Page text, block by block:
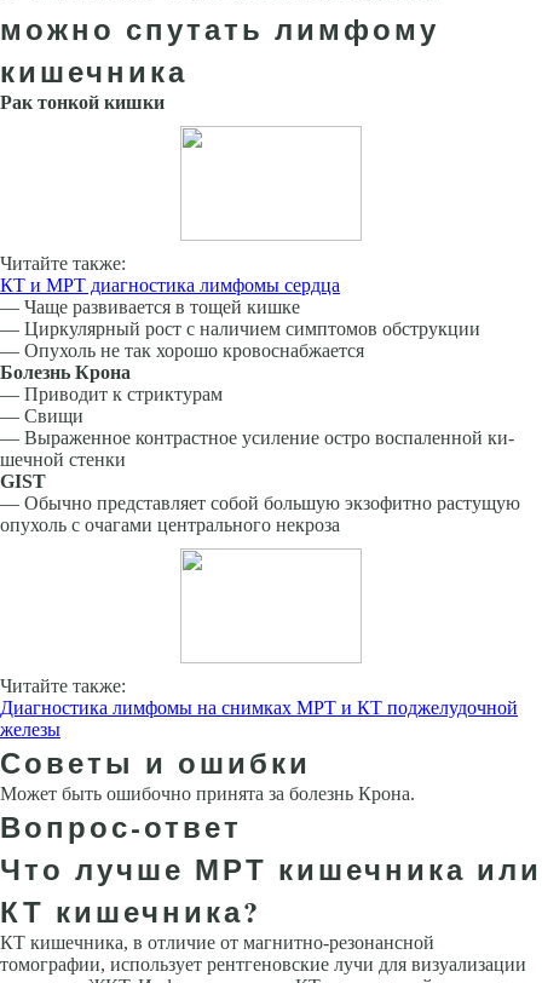
можно спутать лимфому
кишечника
Рак тонкой кишки
Читайте также:
КТ и МРТ диагностика лимфомы сердца
— Чаще развивается в тощей кишке
— Циркулярный рост с наличием симптомов обструкции
— Опухоль не так хорошо кровоснабжается
Болезнь Крона
— Приводит к стриктурам
— Свищи
— Выраженное контрастное усиление остро воспаленной ки­
шечной стенки
GIST
— Обычно представляет собой большую экзофитно растущую
опухоль с очагами центрального некроза
Читайте также:
Диагностика лимфомы на снимках МРТ и КТ поджелудочной
железы
Советы и ошибки
Может быть ошибочно принята за болезнь Крона.
Вопрос-ответ
Что лучше МРТ кишечника или
КТ кишечника?
КТ кишечника, в отличие от магнитно-резонансной
томографии, использует рентгеновские лучи для визуализации